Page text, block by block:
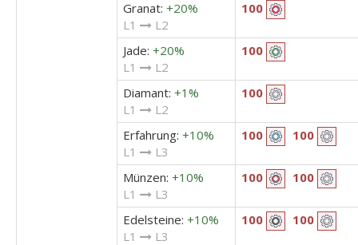
Granat: +20%
L1
L2
100
Jade: +20%
L1
L2
100
Diamant: +1%
L1
L2
100
Erfahrung: +10%
L1
L3
100 100
Münzen: +10%
L1
L3
100 100
Edelsteine: +10%
L1
L3
100 100